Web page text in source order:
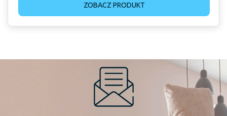
ZOBACZ PRODUKT